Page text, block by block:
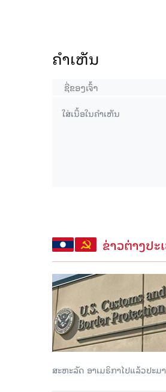
ຄໍາເຫັນ
ຂ່າວຕ່າງປະ
ສະຫະລັດ ອາເມຣິກາໄປແລ້ວປະມ